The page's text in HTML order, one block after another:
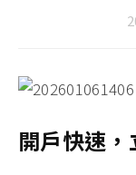
開戶快速